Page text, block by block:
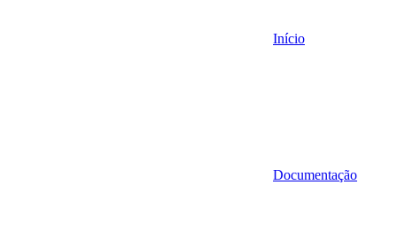
Início
Documentação